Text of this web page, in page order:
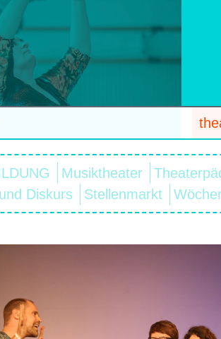
Musiktheater
Diskurs
Stellenmarkt